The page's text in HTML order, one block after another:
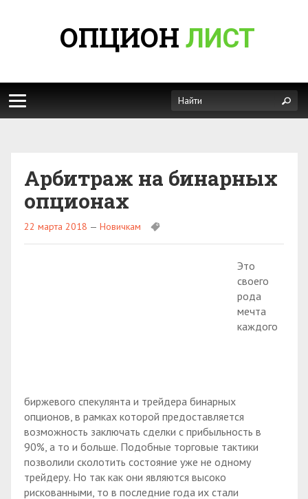
ОПЦИОН ЛИСТ
Арбитраж на бинарных
опционах
22 марта 2018 — Новичкам
Это
своего
рода
мечта
каждого
биржевого спекулянта и трейдера бинарных
опционов, в рамках которой предоставляется
возможность заключать сделки с прибыльность в
90%, а то и больше. Подобные торговые тактики
позволили сколотить состояние уже не одному
трейдеру. Но так как они являются высоко
рискованными, то в последние года их стали